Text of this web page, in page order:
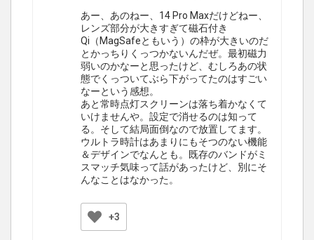
あー、あのねー、14 Pro Maxだけどねー、
レンズ部分が大きすぎて磁石付き
Qi（MagSafeともいう）の枠が大きいのだ
とかっちりくっつかないんだぜ。最初磁力
弱いのかなーと思ったけど、むしろあの状
態でくっついてぶら下がってたのはすごい
なーという感想。
あと常時点灯スクリーンは落ち着かなくて
いけませんや。設定で消せるのは知って
る。そして結局面倒なので放置してます。
ウルトラ時計はあまりにもそつのない機能
＆デザインでなんとも。既存のバンドがミ
スマッチ気味って話があったけど、別にそ
んなことはなかった。
+3